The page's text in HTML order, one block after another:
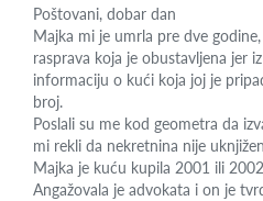
Poštovani, dobar dan
Majka mi je umrla pre dve
rasprava koja je obustavljena jer
informaciju o kući koja joj je
broj.
Poslali su me kod geometra da
mi rekli da nekretnina nije
Majka je kuću kupila 2001 ili
Angažovala je advokata i on je